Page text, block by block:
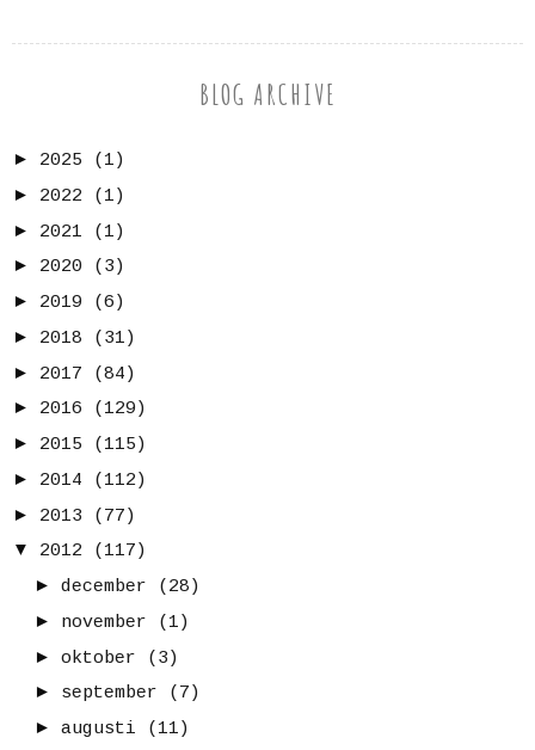
BLOG ARCHIVE
► 2025
(1)
► 2022
(1)
► 2021
(1)
► 2020
(3)
► 2019
(6)
► 2018
(31)
► 2017
(84)
► 2016
(129)
► 2015
(115)
► 2014
(112)
► 2013
(77)
▼
2012
(117)
► december
(28)
► november
(1)
► oktober
(3)
► september
(7)
► augusti
(11)